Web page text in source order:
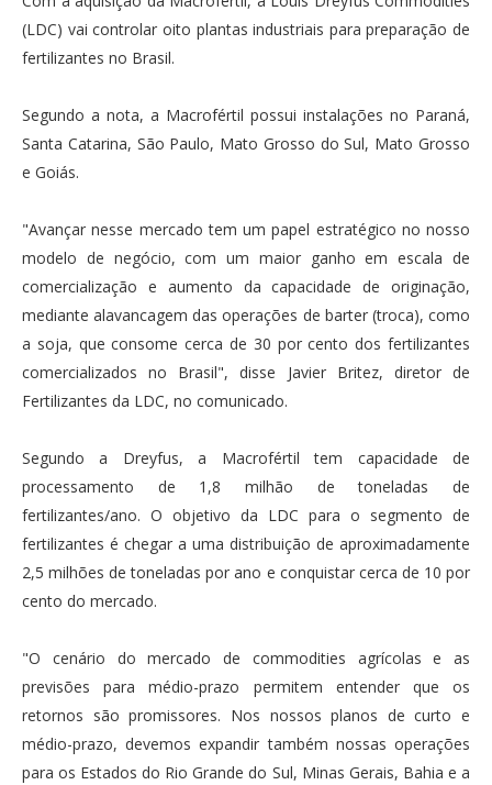
(LDC) vai controlar oito plantas industriais para preparação de
fertilizantes no Brasil.
Segundo a nota, a Macrofértil possui instalações no Paraná,
Santa Catarina, São Paulo, Mato Grosso do Sul, Mato Grosso
e Goiás.
"Avançar nesse mercado tem um papel estratégico no nosso
modelo de negócio, com um maior ganho em escala de
comercialização e aumento da capacidade de originação,
mediante alavancagem das operações de barter (troca), como
a soja, que consome cerca de 30 por cento dos fertilizantes
comercializados no Brasil", disse Javier Britez, diretor de
Fertilizantes da LDC, no comunicado.
Segundo a Dreyfus, a Macrofértil tem capacidade de
processamento de 1,8 milhão de toneladas de
fertilizantes/ano. O objetivo da LDC para o segmento de
fertilizantes é chegar a uma distribuição de aproximadamente
2,5 milhões de toneladas por ano e conquistar cerca de 10 por
cento do mercado.
"O cenário do mercado de commodities agrícolas e as
previsões para médio-prazo permitem entender que os
retornos são promissores. Nos nossos planos de curto e
médio-prazo, devemos expandir também nossas operações
para os Estados do Rio Grande do Sul, Minas Gerais, Bahia e a